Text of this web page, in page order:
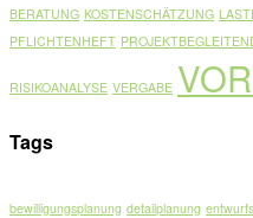
BERATUNG KOSTENSCHÄTZUNG
PFLICHTENHEFT
RISIKOANALYSE VERGABE
Tags
bewilligungsplanung detailplanung